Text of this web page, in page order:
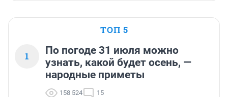
ТОП 5
1
По погоде 31 июля можно
узнать, какой будет осень, —
народные приметы
158 524 15